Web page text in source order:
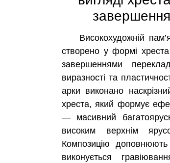
Високохудожній
створено у формі
завершеннями
виразності та
арки виконано
хреста, який формує
— масивний
високим верхнім
Композицію доповнюють
виконується